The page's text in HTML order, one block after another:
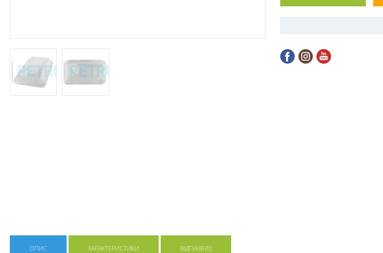
ОПИС ХАРАКТЕРИСТИКИ ВІДГУКІВ (0)